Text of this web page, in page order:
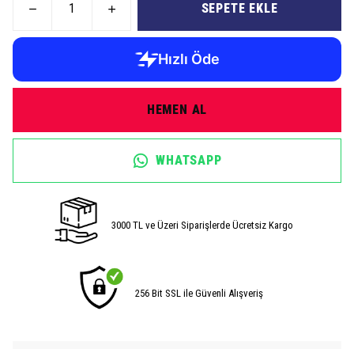
SEPETE EKLE
HEMEN AL
WHATSAPP
3000 TL ve Üzeri Siparişlerde Ücretsiz Kargo
256 Bit SSL ile Güvenli Alışveriş